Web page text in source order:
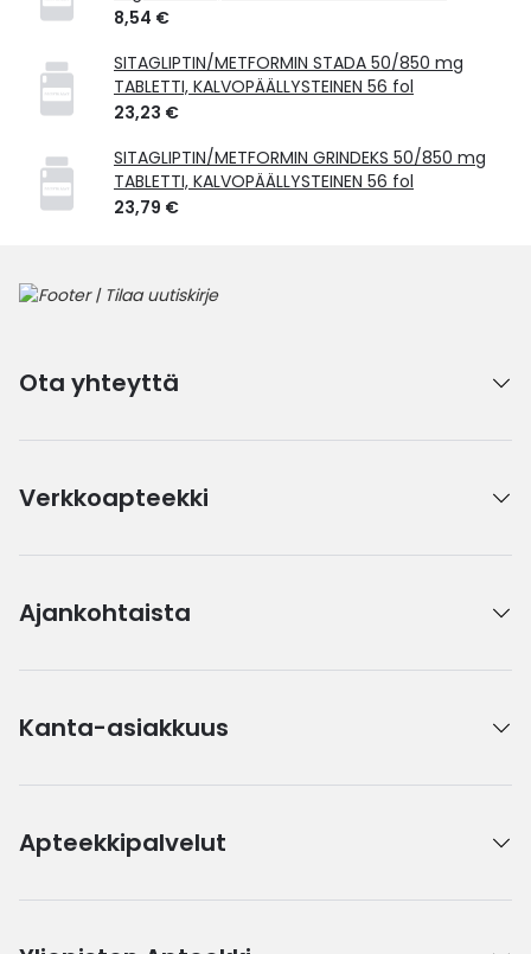
8,54 €
SITAGLIPTIN/METFORMIN STADA 50/850 mg
TABLETTI, KALVOPÄÄLLYSTEINEN 56 fol
23,23 €
SITAGLIPTIN/METFORMIN GRINDEKS 50/850 mg
TABLETTI, KALVOPÄÄLLYSTEINEN 56 fol
23,79 €
Ota yhteyttä
Verkkoapteekki
Ajankohtaista
Kanta-asiakkuus
Apteekkipalvelut